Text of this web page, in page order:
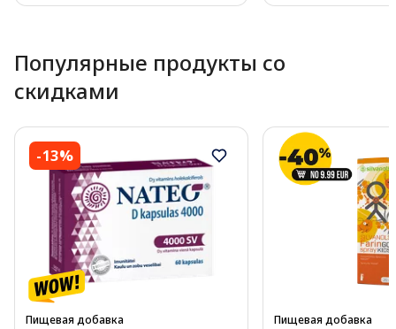
Популярные продукты со
скидками
-13%
Пищевая добавка Пищевая добавка